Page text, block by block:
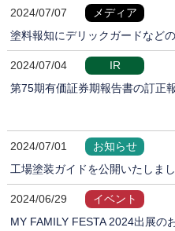
2024/07/07
メディア
塗料報知にデリックガードなど
2024/07/04
IR
第75期有価証券期報告書の訂正
2024/07/01
お知らせ
工場塗装ガイドを公開いたしま
2024/06/29
イベント
MY FAMILY FESTA 2024出展の